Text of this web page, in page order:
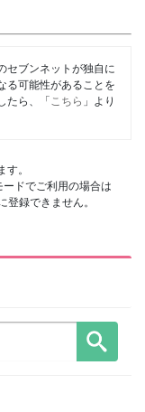
セブンネットが独自に
る可能性があることを
たら、「 こちら 」より
。
ドでご利用の場合は
録できません。